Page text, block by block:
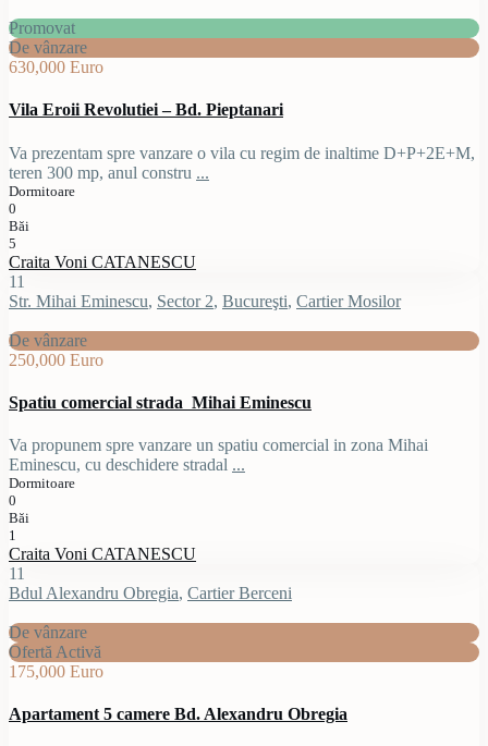
Promovat
De vânzare
630,000 Euro
Vila Eroii Revolutiei – Bd. Pieptanari
Va prezentam spre vanzare o vila cu regim de inaltime D+P+2E+M,
teren 300 mp, anul constru ...
Dormitoare
0
Băi
5
Craita Voni CATANESCU
11
Str. Mihai Eminescu, Sector 2, Bucureşti, Cartier Mosilor
De vânzare
250,000 Euro
Spatiu comercial strada Mihai Eminescu
Va propunem spre vanzare un spatiu comercial in zona Mihai
Eminescu, cu deschidere stradal ...
Dormitoare
0
Băi
1
Craita Voni CATANESCU
11
Bdul Alexandru Obregia, Cartier Berceni
De vânzare
Ofertă Activă
175,000 Euro
Apartament 5 camere Bd. Alexandru Obregia